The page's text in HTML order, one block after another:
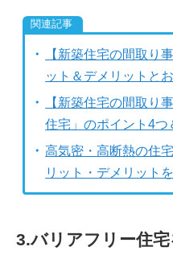
【新築住宅の間取り
ット＆デメリットと
【新築住宅の間取り
住宅」のポイント4つ
高気密・高断熱の住
リット・デメリット
3.バリアフリー住